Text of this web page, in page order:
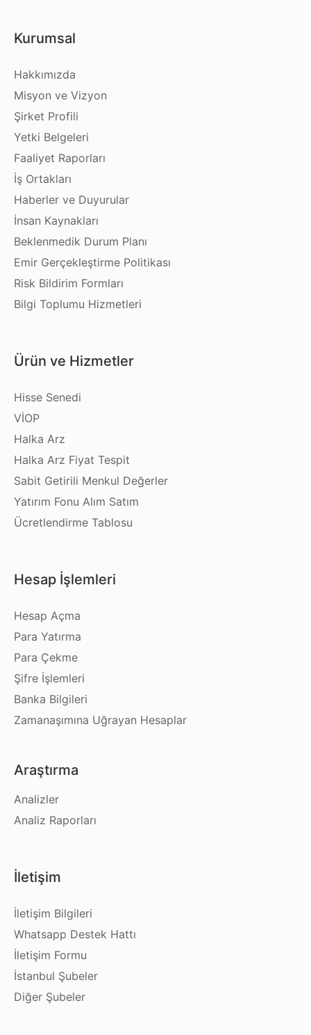
Kurumsal
Hakkımızda
Misyon ve Vizyon
Şirket Profili
Yetki Belgeleri
Faaliyet Raporları
İş Ortakları
Haberler ve Duyurular
İnsan Kaynakları
Beklenmedik Durum Planı
Emir Gerçekleştirme Politikası
Risk Bildirim Formları
Bilgi Toplumu Hizmetleri
Ürün ve Hizmetler
Hisse Senedi
VİOP
Halka Arz
Halka Arz Fiyat Tespit
Sabit Getirili Menkul Değerler
Yatırım Fonu Alım Satım
Ücretlendirme Tablosu
Hesap İşlemleri
Hesap Açma
Para Yatırma
Para Çekme
Şifre İşlemleri
Banka Bilgileri
Zamanaşımına Uğrayan Hesaplar
Araştırma
Analizler
Analiz Raporları
İletişim
İletişim Bilgileri
Whatsapp Destek Hattı
İletişim Formu
İstanbul Şubeler
Diğer Şubeler